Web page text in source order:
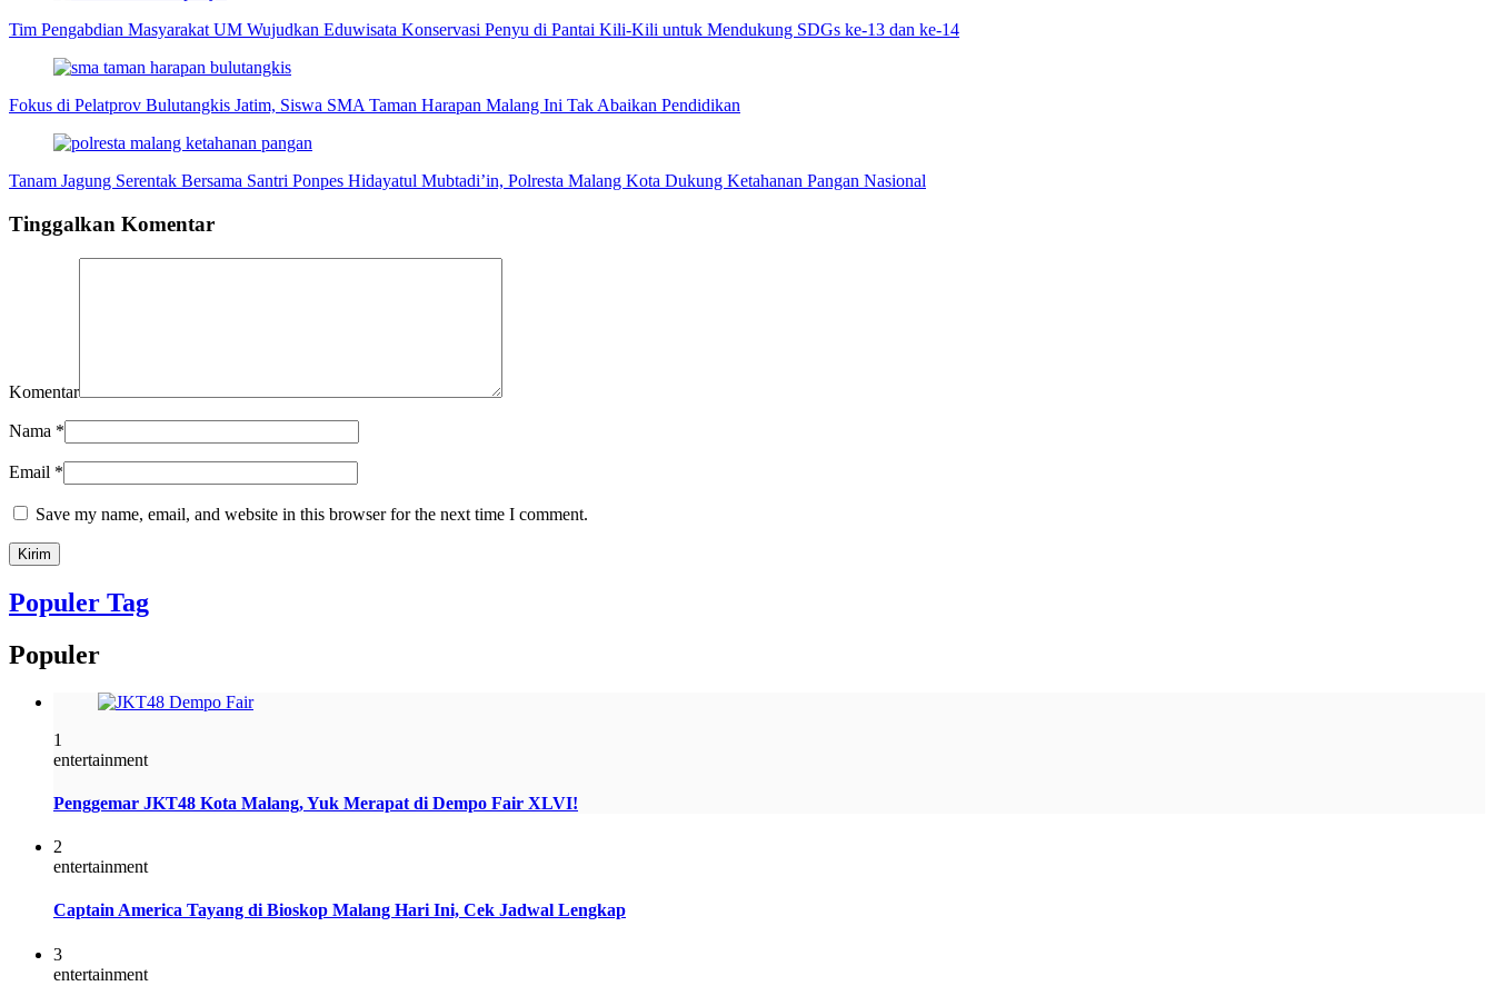
Tim Pengabdian Masyarakat UM Wujudkan Eduwisata Konservasi Penyu di Pantai Kili-Kili untuk Mendukung SDGs ke-13 dan ke-14
Fokus di Pelatprov Bulutangkis Jatim, Siswa SMA Taman Harapan Malang Ini Tak Abaikan Pendidikan
Tanam Jagung Serentak Bersama Santri Ponpes Hidayatul Mubtadi’in, Polresta Malang Kota Dukung Ketahanan Pangan Nasional
Tinggalkan Komentar
Komentar
Nama *
Email *
Save my name, email, and website in this browser for the next time I comment.
Populer Tag
Populer
1
entertainment
Penggemar JKT48 Kota Malang, Yuk Merapat di Dempo Fair XLVI!
2
entertainment
Captain America Tayang di Bioskop Malang Hari Ini, Cek Jadwal Lengkap
3
entertainment